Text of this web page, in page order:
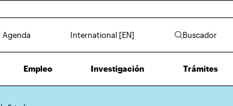
Agenda International [EN] Buscador
Empleo Investigación Trámites